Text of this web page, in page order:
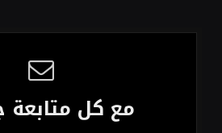
مع كل متابعة